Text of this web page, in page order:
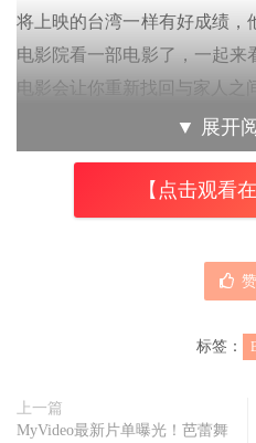
将上映的台湾一样有好成绩，
电影院看一部电影了，一起来
电影会让你重新找回与家人之
▼ 展开
【点击观看
标签：
上一篇
MyVideo最新片单曝光！芭蕾舞